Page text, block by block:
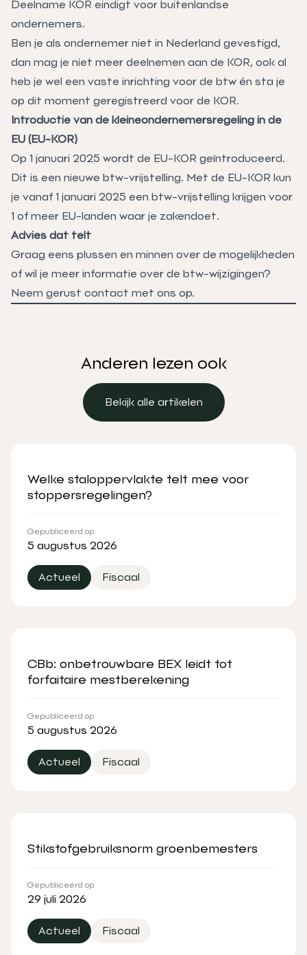
Deelname KOR eindigt voor buitenlandse
ondernemers.
Ben je als ondernemer niet in Nederland gevestigd,
dan mag je niet meer deelnemen aan de KOR, ook al
heb je wel een vaste inrichting voor de btw én sta je
op dit moment geregistreerd voor de KOR.
Introductie van de kleineondernemersregeling in de
EU (EU-KOR)
Op 1 januari 2025 wordt de EU-KOR geïntroduceerd.
Dit is een nieuwe btw-vrijstelling. Met de EU-KOR kun
je vanaf 1 januari 2025 een btw-vrijstelling krijgen voor
1 of meer EU-landen waar je zakendoet.
Advies dat telt
Graag eens plussen en minnen over de mogelijkheden
of wil je meer informatie over de btw-wijzigingen?
Neem gerust contact met ons op.
Anderen lezen ook
Bekijk alle artikelen
Welke staloppervlakte telt mee voor
stoppersregelingen?
Gepubliceerd op
5 augustus 2026
Actueel Fiscaal
CBb: onbetrouwbare BEX leidt tot
forfaitaire mestberekening
Gepubliceerd op
5 augustus 2026
Actueel Fiscaal
Stikstofgebruiksnorm groenbemesters
Gepubliceerd op
29 juli 2026
Actueel Fiscaal